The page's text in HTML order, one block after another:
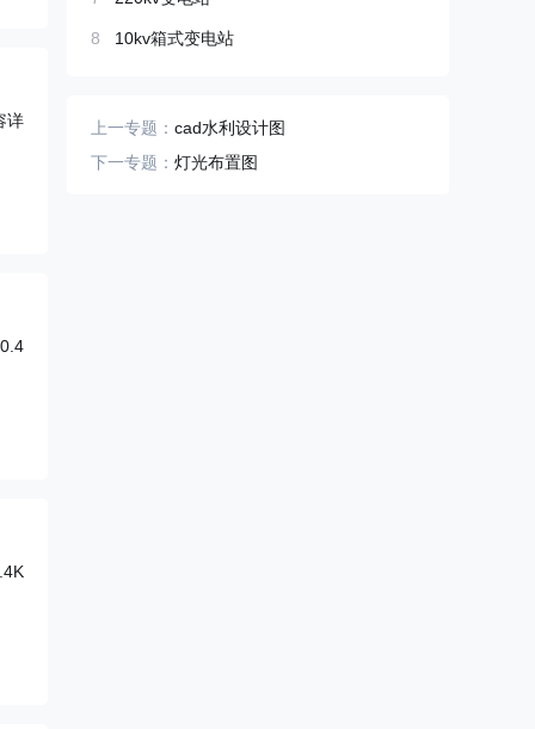
详
8 10kv箱式变电站
上一专题： cad水利设计图
下一专题： 灯光布置图